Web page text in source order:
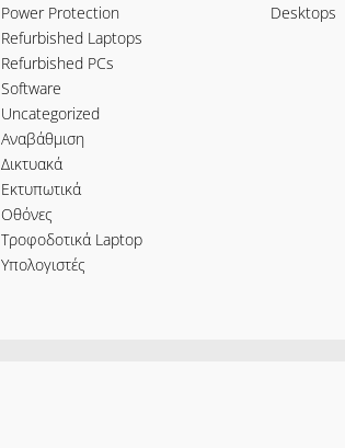
Power Protection
Refurbished Laptops
Refurbished PCs
Software
Uncategorized
Αναβάθμιση
Δικτυακά
Εκτυπωτικά
Οθόνες
Τροφοδοτικά Laptop
Υπολογιστές
Desktops